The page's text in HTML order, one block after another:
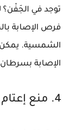
توجد في الجَفْن؟
فرص الإصابة
الشمسية. يمكن
الإصابة بسرطان
4. منع إعتام عدسة العين والمياه الزرقاء